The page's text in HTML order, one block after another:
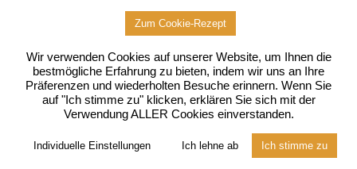
Impressum
Copyright © 2026 Mit Kindern backen | Powered byAstra-WordPress-
Zum Cookie-Rezept
Wir verwenden Cookies auf unserer Website, um Ihnen die
bestmögliche Erfahrung zu bieten, indem wir uns an Ihre
Präferenzen und wiederholten Besuche erinnern. Wenn Sie
auf "Ich stimme zu" klicken, erklären Sie sich mit der
Verwendung ALLER Cookies einverstanden.
Individuelle Einstellungen Ich lehne ab Ich stimme zu